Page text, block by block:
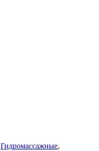
Гидромассажные,